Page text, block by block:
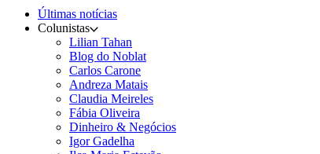
Últimas notícias
Colunistas
Lilian Tahan
Blog do Noblat
Carlos Carone
Andreza Matais
Claudia Meireles
Fábia Oliveira
Dinheiro & Negócios
Igor Gadelha